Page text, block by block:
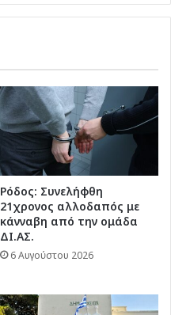
Ρόδος: Συνελήφθη
21χρονος αλλοδαπός με
κάνναβη από την ομάδα
ΔΙ.ΑΣ.
6 Αυγούστου 2026